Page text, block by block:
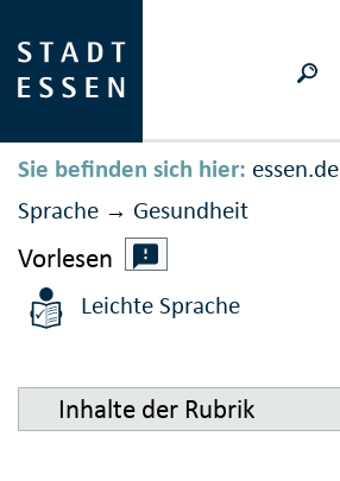
Sie befinden sich hier: essen.de
Sprache → Gesundheit
Vorlesen
Leichte Sprache
Inhalte der Rubrik